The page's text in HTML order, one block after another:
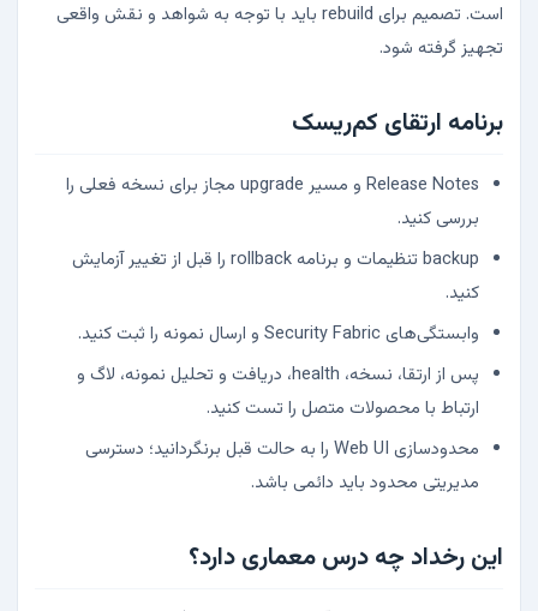
است. تصمیم برای rebuild باید با توجه به شواهد و نقش واقعی
تجهیز گرفته شود.
برنامه ارتقای کم‌ریسک
Release Notes و مسیر upgrade مجاز برای نسخه فعلی را
بررسی کنید.
backup تنظیمات و برنامه rollback را قبل از تغییر آزمایش
کنید.
وابستگی‌های Security Fabric و ارسال نمونه را ثبت کنید.
پس از ارتقا، نسخه، health، دریافت و تحلیل نمونه، لاگ و
ارتباط با محصولات متصل را تست کنید.
محدودسازی Web UI را به حالت قبل برنگردانید؛ دسترسی
مدیریتی محدود باید دائمی باشد.
این رخداد چه درس معماری دارد؟